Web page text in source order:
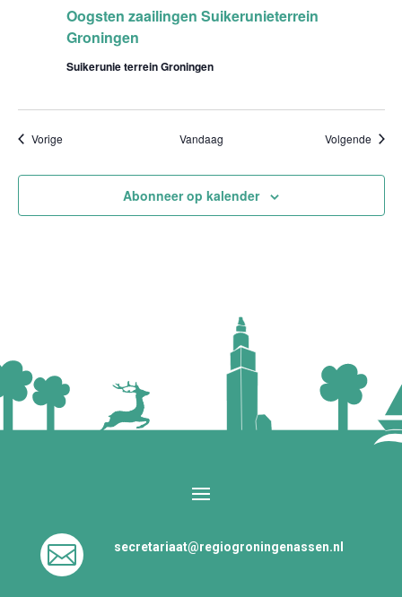
Oogsten zaailingen Suikerunieterrein
Groningen
Suikerunie terrein Groningen
VorigeEvenementen Vandaag Volgende
Abonneer op kalender
 secretariaat@regiogroningenassen.nl